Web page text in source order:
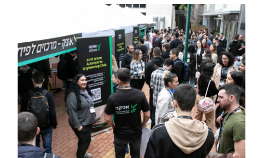
אווירה נפיצה במתקני חשמל ומכשור
קורס ניהול פרויקטים בשילוב AI
קורסים מקצועיים מותאמים לארגונים
לכל הקורסים
סמסטר ראשון בתיכון
The Afeka Shop
חנות החדשנות והיזמות